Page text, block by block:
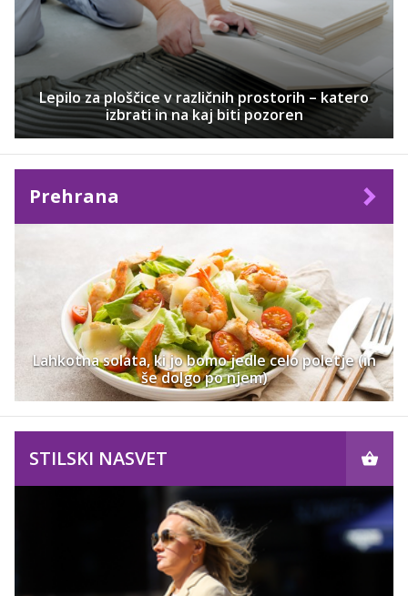
Lepilo za ploščice v različnih prostorih – katero
izbrati in na kaj biti pozoren
Prehrana
Lahkotna solata, ki jo bomo jedle celo poletje (in
še dolgo po njem)
STILSKI NASVET